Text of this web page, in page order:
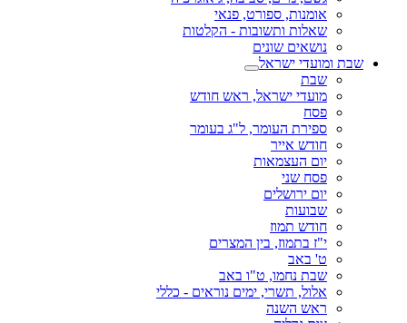
אומנות, ספורט, פנאי
שאלות ותשובות - הקלטות
נושאים שונים
שבת ומועדי ישראל
שבת
מועדי ישראל, ראש חודש
פסח
ספירת העומר, ל"ג בעומר
חודש אייר
יום העצמאות
פסח שני
יום ירושלים
שבועות
חודש תמוז
י"ז בתמוז, בין המצרים
ט' באב
שבת נחמו, ט"ו באב
אלול, תשרי, ימים נוראים - כללי
ראש השנה